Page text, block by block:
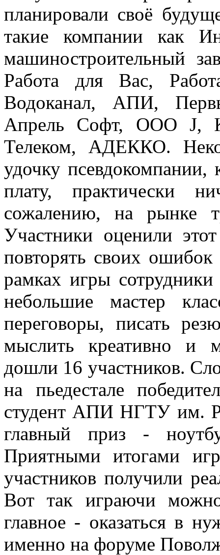
планировали своё
такие компании как
машиностроительный
Работа для Вас,
Водоканал, АПИ,
Апрель Софт, ООО J,
Телеком, АДЕККО.
удочку псевдокомпании,
плату, практически
сожалению, на рынке
Участники оценили
повторять своих
рамках игры
небольшие мастер
переговоры, писать
мыслить креативно и
дошли 16 участников.
на пьедестале
студент АПИ НГТУ им.
главный приз -
Приятными итогами
участников получили
Вот так играючи
главное - оказаться в
именно на форуме